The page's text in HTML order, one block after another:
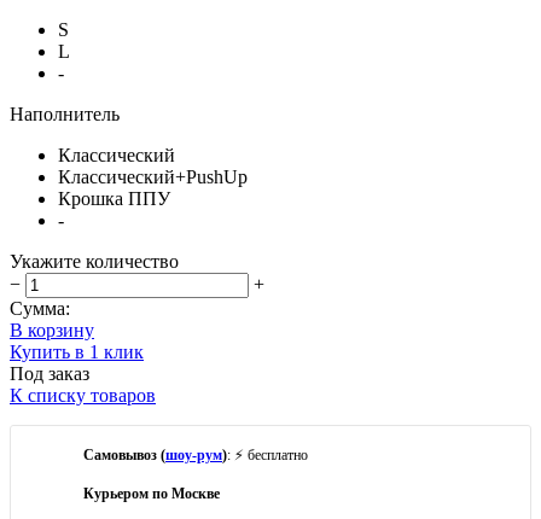
S
L
-
Наполнитель
Классический
Классический+PushUp
Крошка ППУ
-
Укажите количество
−
+
Сумма:
В корзину
Купить в 1 клик
Под заказ
К списку товаров
Самовывоз (шоу-рум): ⚡ бесплатно
Курьером по Москве